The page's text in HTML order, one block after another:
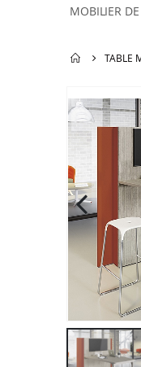
MOBILIER
TABLE
à
la
fin
de
la
galerie
d’images